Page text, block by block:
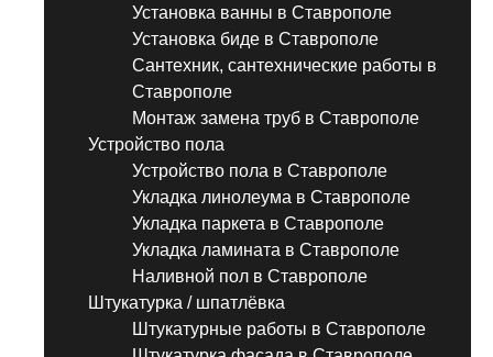
Установка ванны в Ставрополе
Установка биде в Ставрополе
Сантехник, сантехнические работы в
Ставрополе
Монтаж замена труб в Ставрополе
Устройство пола
Устройство пола в Ставрополе
Укладка линолеума в Ставрополе
Укладка паркета в Ставрополе
Укладка ламината в Ставрополе
Наливной пол в Ставрополе
Штукатурка / шпатлёвка
Штукатурные работы в Ставрополе